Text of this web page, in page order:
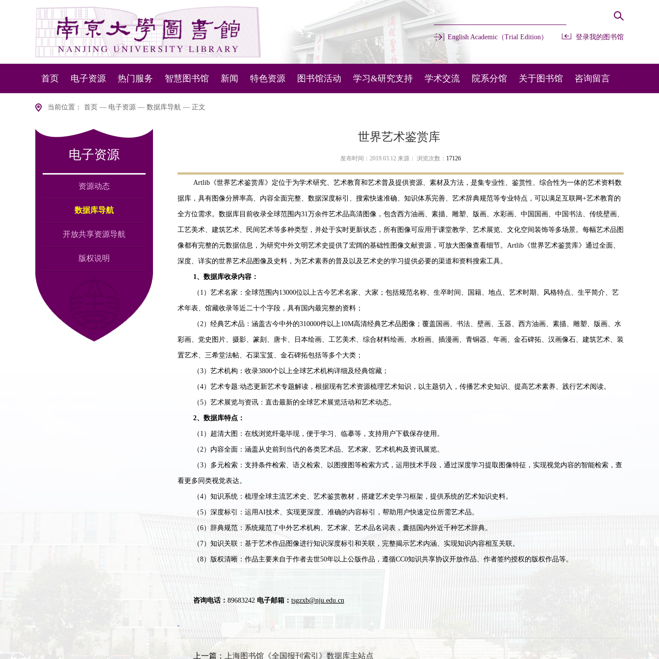
English Academic（Trial Edition） 登录我的图书馆
首页 电子资源
资源动态
数据库导航
版权说明
热门服务
资源服务
设备服务
智慧图书馆
NLSP下一代图书馆管理系统
室内定位
新闻 特色资源
现当代地方文献
南雍撷珍
图书馆活动 学习&研究支持
知识产权信息服务
人文社科数据服务
讲座和培训学习资料
南京大学ESI概况
“小蓝鲸”慕课
学术交流
内部交流
对外交流
院系分馆 关于图书馆
机构设置
联系我们
下载专区
仙林新馆建设概况
咨询留言
当前位置： 首页 — 电子资源 — 数据库导航 — 正文
电子资源
资源动态
数据库导航
开放共享资源导航
版权说明
世界艺术鉴赏库
发布时间：2019.03.12 来源： 浏览次数： 17126
Artlib《世界艺术鉴赏库》定位于为学术研究、艺术教育和艺术普及提供资源、素材及方法，是集专业性、鉴赏性、综合性为一体的艺术资料数
据库，具有图像分辨率高、内容全面完整、数据深度标引、搜索快速准确、知识体系完善、艺术辞典规范等专业特点，可以满足互联网+艺术教育的
全方位需求。数据库目前收录全球范围内31万余件艺术品高清图像，包含西方油画、素描、雕塑、版画、水彩画、中国国画、中国书法、传统壁画、
工艺美术、建筑艺术、民间艺术等多种类型，并处于实时更新状态，所有图像可应用于课堂教学、艺术展览、文化空间装饰等多场景。每幅艺术品图
像都有完整的元数据信息，为研究中外文明艺术史提供了宏阔的基础性图像文献资源，可放大图像查看细节。Artlib《世界艺术鉴赏库》通过全面、
深度、详实的世界艺术品图像及史料，为艺术素养的普及以及艺术史的学习提供必要的渠道和资料搜索工具。
1、数据库收录内容：
（ 1）艺术名家：全球范围内13000位以上古今艺术名家、大家；包括规范名称、生卒时间、国籍、地点、艺术时期、风格特点、生平简介、艺
术年表、馆藏收录等近二十个字段，具有国内最完整的资料；
（2）经典艺术品：涵盖古今中外的310000件以上10M高清经典艺术品图像；覆盖国画、书法、壁画、玉器、西方油画、素描、雕塑、版画、水
彩画、党史图片、摄影、篆刻、唐卡、日本绘画、工艺美术、综合材料绘画、水粉画、插漫画、青铜器、年画、金石碑拓、汉画像石、建筑艺术、装
置艺术、三希堂法帖、石渠宝笈、金石碑拓包括等多个大类；
（3）艺术机构：收录3800个以上全球艺术机构详细及经典馆藏；
（4）艺术专题:动态更新艺术专题解读，根据现有艺术资源梳理艺术知识，以主题切入，传播艺术史知识、提高艺术素养、践行艺术阅读。
（5）艺术展览与资讯：直击最新的全球艺术展览活动和艺术动态。
2、数据库特点：
（ 1）超清大图：在线浏览纤毫毕现，便于学习、临摹等，支持用户下载保存使用。
（2）内容全面：涵盖从史前到当代的各类艺术品、艺术家、艺术机构及资讯展览。
（3）多元检索： 支持条件检索、语义检索、以图搜图等检索方式，运用技术手段，通过深度学习提取图像特征，实现视觉内容的智能检索，查
看更多同类视觉表达。
（4）知识系统：梳理全球主流艺术史、艺术鉴赏教材，搭建艺术史学习框架，提供系统的艺术知识史料。
（5）深度标引：运用AI技术、实现更深度、准确的内容标引，帮助用户快速定位所需艺术品。
（6）辞典规范：系统规范了中外艺术机构、艺术家、艺术品名词表，囊括国内外近千种艺术辞典。
（ 7）知识关联：基于艺术作品图像进行知识深度标引和关联，完整揭示艺术内涵、实现知识内容相互关联。
（8）版权清晰：作品主要来自于作者去世50年以上公版作品，遵循CC0知识共享协议开放作品、作者签约授权的版权作品等。
咨询电话： 89683242 电子邮箱： tsgzxb@nju.edu.cn
上一篇： 上海图书馆《全国报刊索引》数据库主站点